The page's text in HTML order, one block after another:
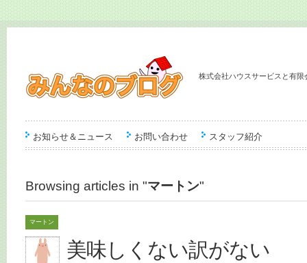
株式会社ハウスサービスと有
お知らせ＆ニュース お問い合わせ スタッフ紹介
Browsing articles in "マートン"
マートン
美味しくない訳がない